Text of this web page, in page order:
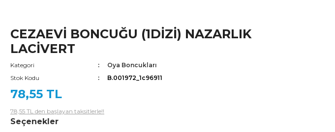
CEZAEVİ BONCUĞU (1DİZİ) NAZARLIK
LACİVERT
Kategori
Oya Boncukları
Stok Kodu
B.001972_1c96911
78,55 TL
78,55 TL den başlayan taksitlerle!!
Seçenekler